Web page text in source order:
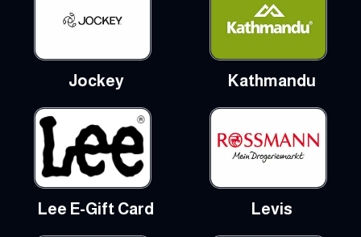
Jockey Kathmandu
Lee E-Gift Card Levis